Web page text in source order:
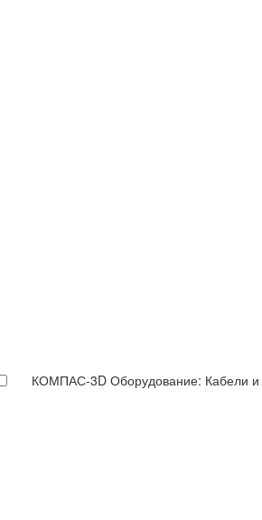
КОМПАС-3D Оборудование: Кабели и